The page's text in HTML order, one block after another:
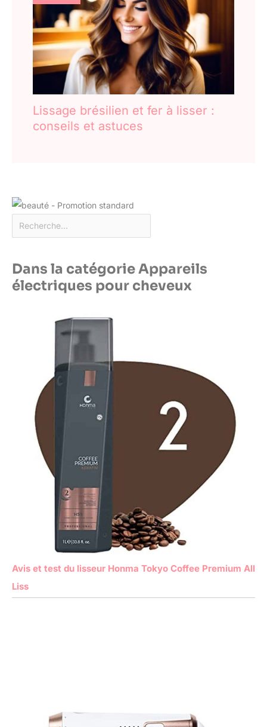
Lissage brésilien et fer à lisser :
conseils et astuces
Dans la catégorie Appareils
électriques pour cheveux
Avis et test du lisseur Honma Tokyo Coffee Premium All
Liss